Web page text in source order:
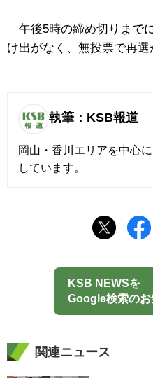
午後5時の締め切りまで
け出がなく、無投票で再選
執筆：KSB報道
岡山・香川エリアを中心
しています。
KSB NEWSを
Google検索の
関連ニュース